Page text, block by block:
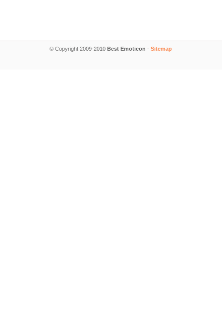
© Copyright 2009-2010 Best Emoticon - Sitemap